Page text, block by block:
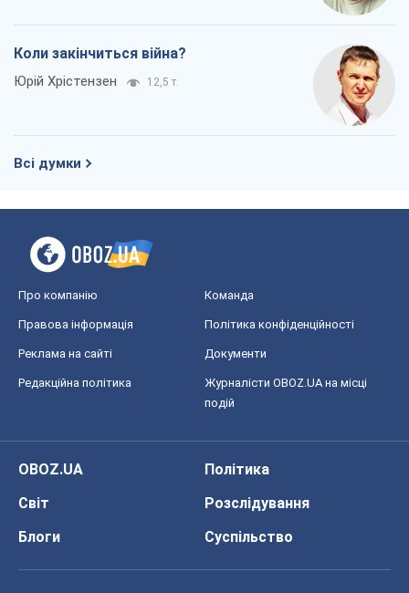
Коли закінчиться війна?
Юрій Хрістензен 12,5 т.
Всі думки
Про компанію Команда
Правова інформація Політика конфіденційності
Реклама на сайті Документи
Редакційна політика
Журналісти OBOZ.UA на місці
подій
OBOZ.UA
Політика
Світ
Розслідування
Блоги
Суспільство